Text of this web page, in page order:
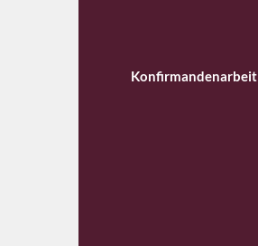
Konfirmandenarbeit